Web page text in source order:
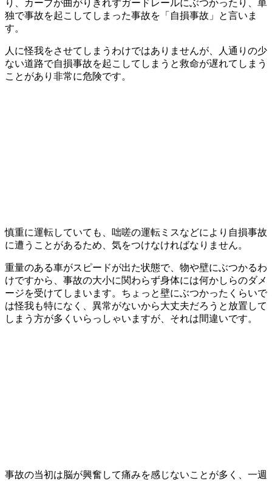
り、カーブが曲がりきれずガードレールにぶつかったり、単
独で事故を起こしてしまった事故を「自損事故」と言いま
す。
人に怪我をさせてしまうわけではありませんが、人通りの少
ない道路で自損事故を起こしてしまうと救命が遅れてしまう
ことがあり非常に危険です。
慎重に運転していても、咄嗟の運転ミスなどにより自損事故
に遭うことがあるため、気をつけなければなりません。
重量のある車がスピードが出た状態で、物や壁にぶつかるわ
けですから、事故の大小に関わらず身体には何かしらのダメ
ージを受けてしまいます。ちょっと壁にぶつかったくらいで
は怪我も特になく、異常がないから大丈夫だろうと放置して
しまう方が多くいらっしゃいますが、それは間違いです。
事故の当初は脳が興奮して痛みを感じないことが多く、一週